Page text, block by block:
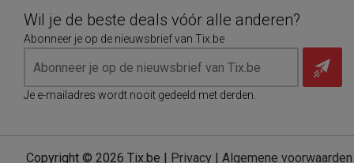
Wil je de beste deals vóór alle anderen?
Abonneer je op de nieuwsbrief van Tix.be
Je e-mailadres wordt nooit gedeeld met derden.
Copyright © 2026 Tix.be | Privacy | Algemene voorwaarden